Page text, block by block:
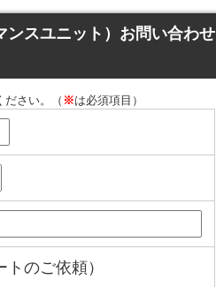
スユニット）お問い合わせ
ださい。（ ※は必須項目）
のご依頼）